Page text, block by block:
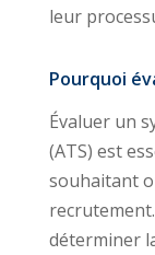
leur
Pourquoi
Évaluer un
(ATS) est
souhaitant
déterminer